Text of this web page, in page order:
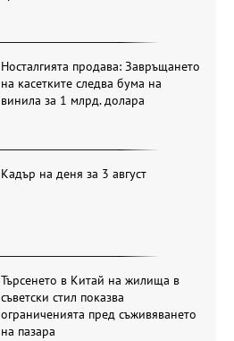
Носталгията продава: Завръщането
на касетките следва бума на
винила за 1 млрд. долара
Кадър на деня за 3 август
Търсенето в Китай на жилища в
съветски стил показва
ограниченията пред съживяването
на пазара